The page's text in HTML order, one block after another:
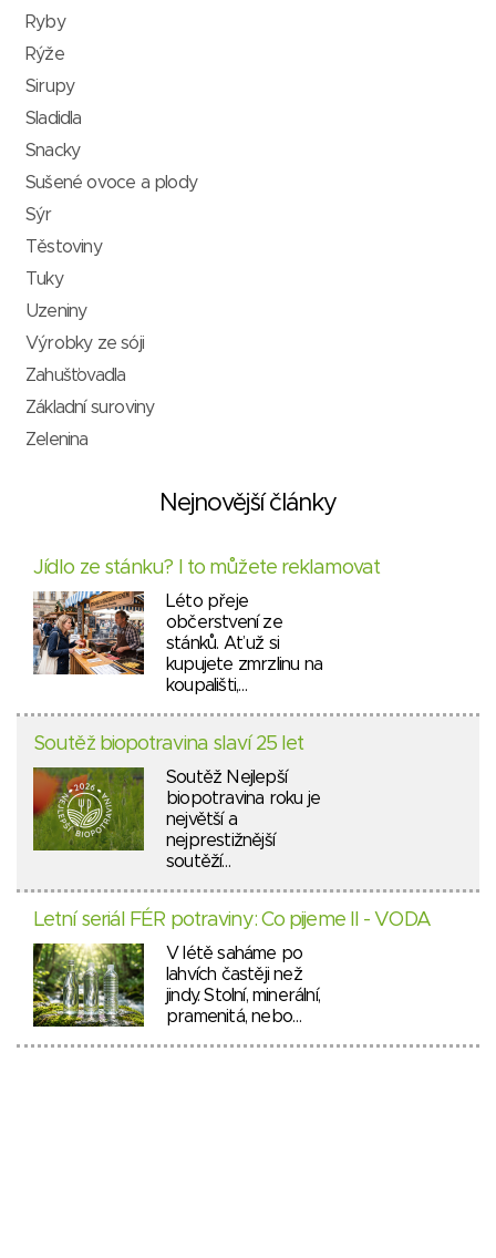
Ryby
Rýže
Sirupy
Sladidla
Snacky
Sušené ovoce a plody
Sýr
Těstoviny
Tuky
Uzeniny
Výrobky ze sóji
Zahušťovadla
Základní suroviny
Zelenina
Nejnovější články
Jídlo ze stánku? I to můžete reklamovat
Léto přeje
občerstvení ze
stánků. Ať už si
kupujete zmrzlinu na
koupališti,…
Soutěž biopotravina slaví 25 let
Soutěž Nejlepší
biopotravina roku je
největší a
nejprestižnější
soutěží…
Letní seriál FÉR potraviny: Co pijeme II - VODA
V létě saháme po
lahvích častěji než
jindy. Stolní, minerální,
pramenitá, nebo…